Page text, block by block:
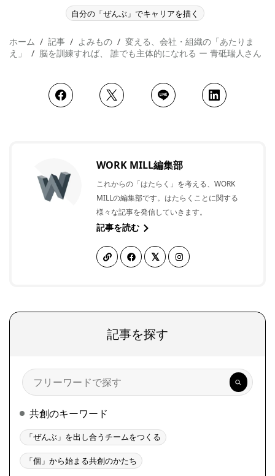
自分の「ぜんぶ」でキャリアを描く
ホーム 記事 よみもの
変える、会社・組織の「あたりま
え」
脳を訓練すれば、 誰でも主体的になれる ー 青砥瑞人さん
WORK MILL編集部
これからの「はたらく」を考える、WORK
MILLの編集部です。はたらくことに関する
様々な記事を発信していきます。
記事を読む
記事を探す
検
索
共創のキーワード
「ぜんぶ」を出し合うチームをつくる
「個」から始まる共創のかたち